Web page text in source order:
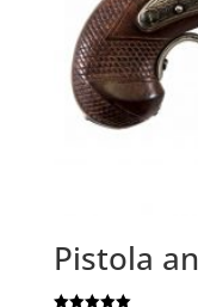
Pistola